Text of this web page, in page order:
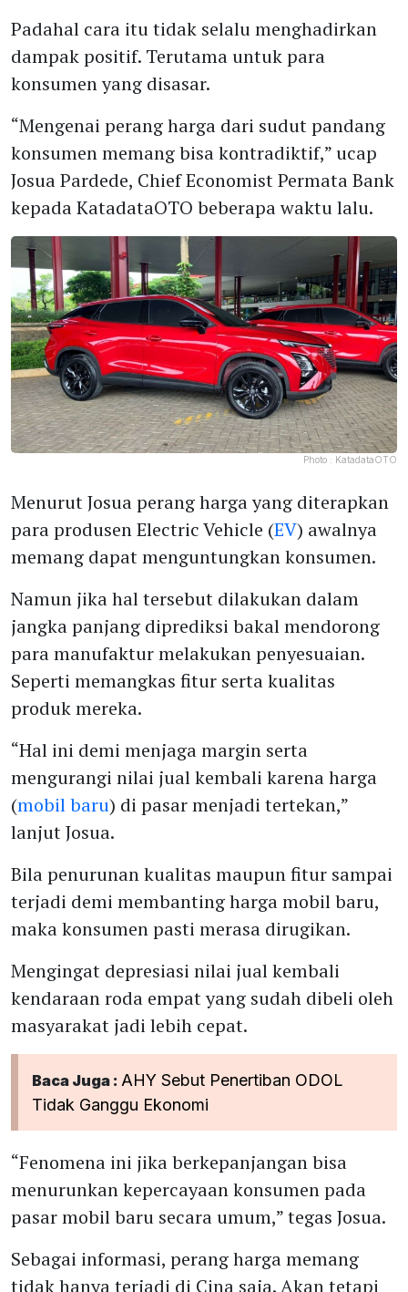
Padahal cara itu tidak selalu menghadirkan
dampak positif. Terutama untuk para
konsumen yang disasar.
“Mengenai perang harga dari sudut pandang
konsumen memang bisa kontradiktif,” ucap
Josua Pardede, Chief Economist Permata Bank
kepada KatadataOTO beberapa waktu lalu.
Photo : KatadataOTO
Menurut Josua perang harga yang diterapkan
para produsen Electric Vehicle (EV) awalnya
memang dapat menguntungkan konsumen.
Namun jika hal tersebut dilakukan dalam
jangka panjang diprediksi bakal mendorong
para manufaktur melakukan penyesuaian.
Seperti memangkas fitur serta kualitas
produk mereka.
“Hal ini demi menjaga margin serta
mengurangi nilai jual kembali karena harga
(mobil baru) di pasar menjadi tertekan,”
lanjut Josua.
Bila penurunan kualitas maupun fitur sampai
terjadi demi membanting harga mobil baru,
maka konsumen pasti merasa dirugikan.
Mengingat depresiasi nilai jual kembali
kendaraan roda empat yang sudah dibeli oleh
masyarakat jadi lebih cepat.
Baca Juga : AHY Sebut Penertiban ODOL
Tidak Ganggu Ekonomi
“Fenomena ini jika berkepanjangan bisa
menurunkan kepercayaan konsumen pada
pasar mobil baru secara umum,” tegas Josua.
Sebagai informasi, perang harga memang
tidak hanya terjadi di Cina saja. Akan tetapi